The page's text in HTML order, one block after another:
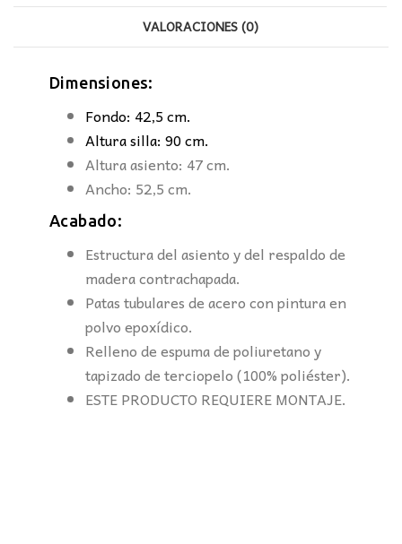
VALORACIONES (0)
Dimensiones:
Fondo: 42,5 cm.
Altura silla: 90 cm.
Altura asiento: 47 cm.
Ancho: 52,5 cm.
Acabado:
Estructura del asiento y del respaldo de
madera contrachapada.
Patas tubulares de acero con pintura en
polvo epoxídico.
Relleno de espuma de poliuretano y
tapizado de terciopelo (100% poliéster).
ESTE PRODUCTO REQUIERE MONTAJE.